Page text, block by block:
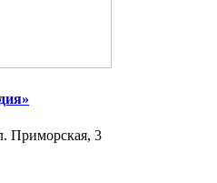
Приморская, 3